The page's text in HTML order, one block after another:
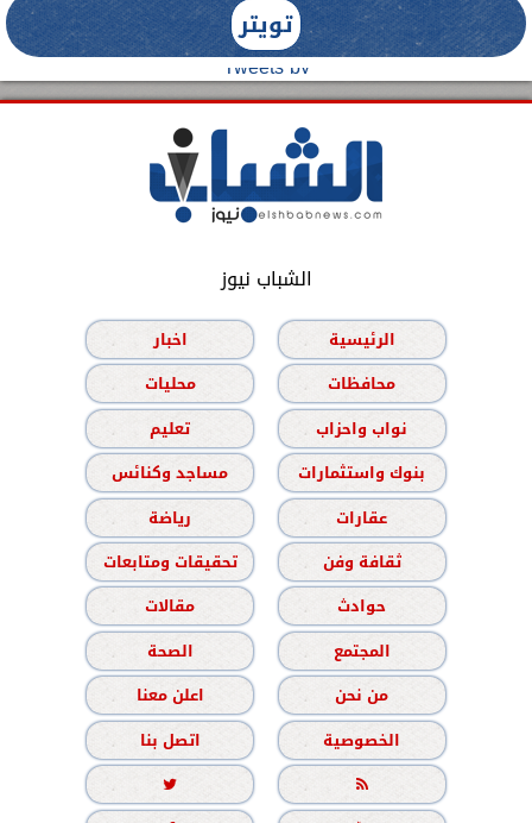
تويتر
Tweets by
الشباب نيوز
الرئيسية
اخبار
محافظات
محليات
نواب واحزاب
تعليم
بنوك واستثمارات
مساجد وكنائس
عقارات
رياضة
ثقافة وفن
تحقيقات ومتابعات
حوادث
مقالات
المجتمع
الصحة
من نحن
اعلن معنا
الخصوصية
اتصل بنا

